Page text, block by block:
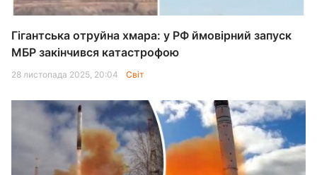
Гігантська отруйна хмара: у РФ ймовірний запуск
МБР закінчився катастрофою
28 листопада 2025, 20:04 Світ